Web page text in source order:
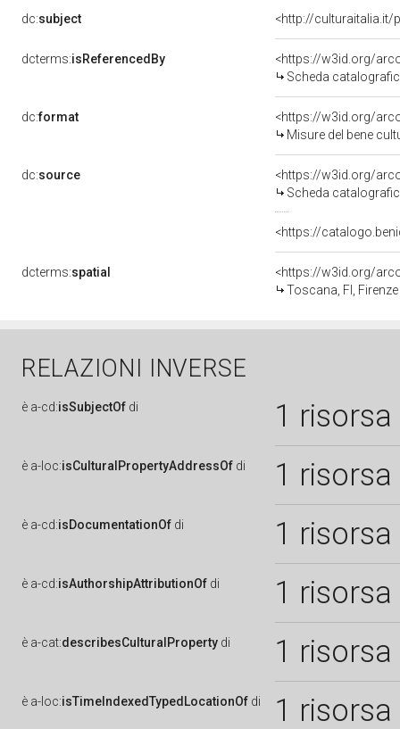
dc:subject <http://culturaitalia.it/
dcterms:isReferencedBy
<https://w3id.org/
Scheda
dc:format
<https://w3id.org/
Misure del bene
dc:source
<https://w3id.org/
Scheda
<https://
dcterms:spatial
<https://w3id.org/
Toscana, FI, Firenze
RELAZIONI INVERSE
è a-cd:isSubjectOf di 1 risorsa
è a-loc:isCulturalPropertyAddressOf di 1 risorsa
è a-cd:isDocumentationOf di 1 risorsa
è a-cd:isAuthorshipAttributionOf di 1 risorsa
è a-cat:describesCulturalProperty di 1 risorsa
è a-loc:isTimeIndexedTypedLocationOf di 1 risorsa